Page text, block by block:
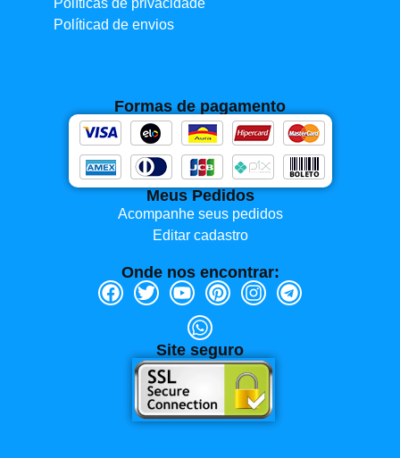
Políticas de privacidade
Políticad de envios
Formas de pagamento
Meus Pedidos
Acompanhe seus pedidos
Editar cadastro
Onde nos encontrar:
Site seguro